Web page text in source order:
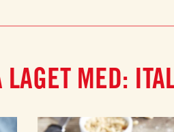
LAGET MED: